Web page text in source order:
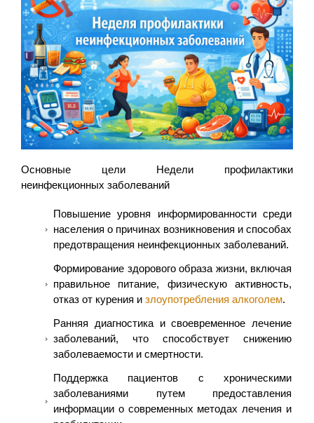
Основные цели Недели профилактики
неинфекционных заболеваний
Повышение уровня информированности среди
населения о причинах возникновения и способах
предотвращения неинфекционных заболеваний.
Формирование здорового образа жизни, включая
правильное питание, физическую активность,
отказ от курения и злоупотребления алкоголем.
Ранняя диагностика и своевременное лечение
заболеваний, что способствует снижению
заболеваемости и смертности.
Поддержка пациентов с хроническими
заболеваниями путем предоставления
информации о современных методах лечения и